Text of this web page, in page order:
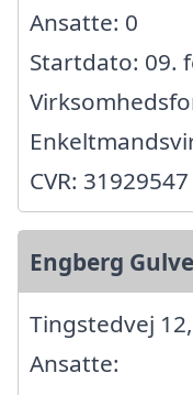
Ansatte: 0
Startdato: 09.
CVR: 31929547
Engberg
Tingstedvej
Ansatte: